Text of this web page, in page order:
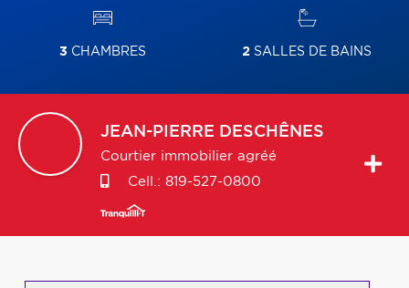
3 CHAMBRES 2 SALLES DE BAINS
JEAN-PIERRE DESCHÊNES
Courtier immobilier agréé
Cell.: 819-527-0800